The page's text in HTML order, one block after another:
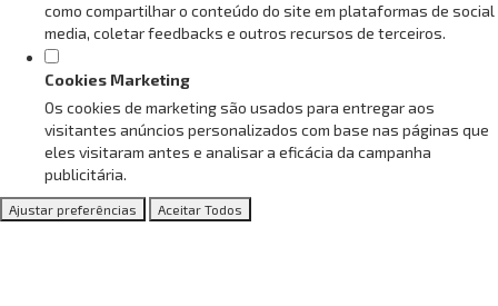
como compartilhar o conteúdo do site em plataformas de social
media, coletar feedbacks e outros recursos de terceiros.
Cookies Marketing
Os cookies de marketing são usados para entregar aos
visitantes anúncios personalizados com base nas páginas que
eles visitaram antes e analisar a eficácia da campanha
publicitária.
Ajustar preferências Aceitar Todos